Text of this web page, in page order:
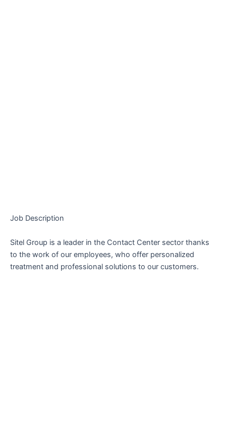
Job Description
Sitel Group is a leader in the Contact Center sector thanks
to the work of our employees, who offer personalized
treatment and professional solutions to our customers.